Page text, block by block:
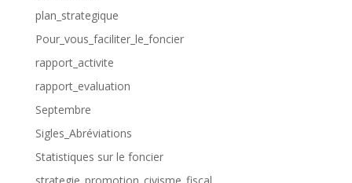
plan_strategique
Pour_vous_faciliter_le_foncier
rapport_activite
rapport_evaluation
Septembre
Sigles_Abréviations
Statistiques sur le foncier
strategie_promotion_civisme_fiscal